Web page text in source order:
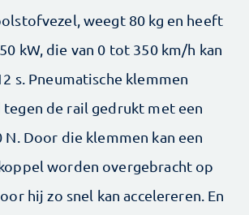
weegt 80 kg en heeft
kW, die van 0 tot 350 km/h kan
s. Pneumatische klemmen
de rail gedrukt met een
N. Door die klemmen kan een
worden overgebracht op
hij zo snel kan accelereren. En